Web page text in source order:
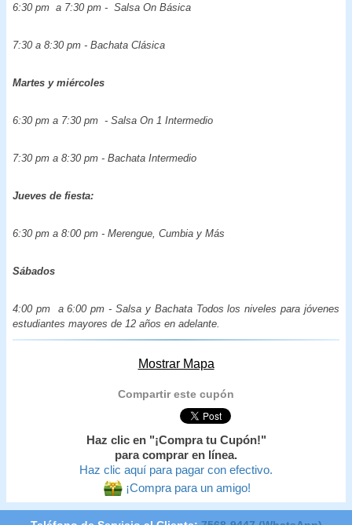
6:30 pm a 7:30 pm - Salsa On Básica
7:30 a 8:30 pm - Bachata Clásica
Martes y miércoles
6:30 pm a 7:30 pm - Salsa On 1 Intermedio
7:30 pm a 8:30 pm - Bachata Intermedio
Jueves de fiesta:
6:30 pm a 8:00 pm - Merengue, Cumbia y Más
Sábados
4:00 pm a 6:00 pm - Salsa y Bachata Todos los niveles para jóvenes
estudiantes mayores de 12 años en adelante.
Mostrar Mapa
Compartir este cupón
Haz clic en "¡Compra tu Cupón!"
para comprar en línea.
Haz clic aquí para pagar con efectivo.
¡Compra para un amigo!